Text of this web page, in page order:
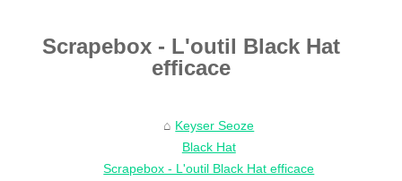
Scrapebox - L'outil Black Hat
efficace
Keyser Seoze
Black Hat
Scrapebox - L'outil Black Hat efficace